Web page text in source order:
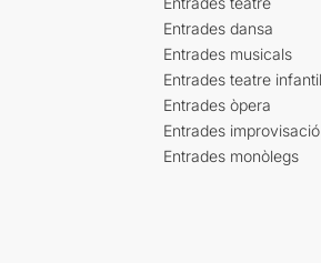
Entrades dansa
Entrades musicals
Entrades teatre infantil
Entrades òpera
Entrades improvisació
Entrades monòlegs